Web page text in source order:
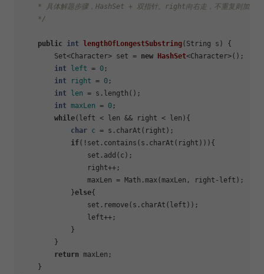
* 具体解题步骤，HashSet + 双指针。right向右走，不重复则加
    */
public int lengthOfLongestSubstring(String s)
{
        Set<Character> set =
new HashSet<Character>();
int
left = 0 ;
int
right = 0 ;
int
len = s.length();
int maxLen = 0 ;
while(left < len && right < len){
char c = s.charAt(right);
if(!set.contains(s.charAt(right))){
                set.add(c);
                right++;
                maxLen = Math.max(maxLen, right-left);
            }
else{
                set.remove(s.charAt(left));
                left++;
            }
        }
return maxLen;
    }